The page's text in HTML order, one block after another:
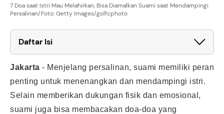
7 Doa saat Istri Mau Melahirkan, Bisa Diamalkan Suami saat Mendampingi
Persalinan/Foto: Getty Images/golfcphoto
Daftar Isi
Jakarta - Menjelang persalinan, suami memiliki peran
penting untuk menenangkan dan mendampingi istri.
Selain memberikan dukungan fisik dan emosional,
suami juga bisa membacakan doa-doa yang